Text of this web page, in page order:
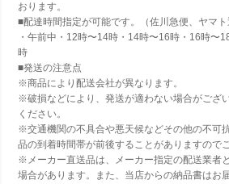
おります。
■配達時間指定が可能です。（佐川急便、ヤマト
・午前中・12時〜14時・14時〜16時・16時〜
時
■発送の注意点
※商品により配送会社が異なります。
※破損などにより、発送が適わない場合がござ
ください。
※交通機関の不具合や悪天候などその他の不可
品の到着時間帯が前後することがありますので
※メーカー直送品は、メーカー指定の配送業者
場合があります。また、当店からの納品書はお